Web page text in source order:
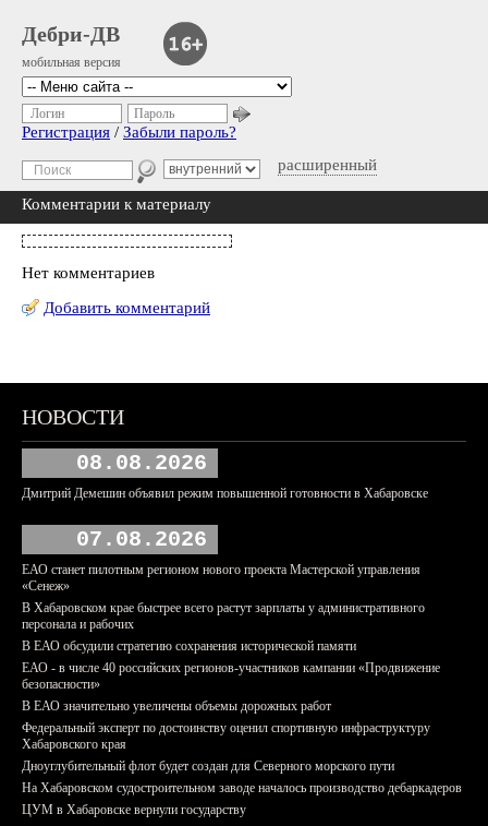
Дебри-ДВ
мобильная версия
расширенный
Логин Пароль
Регистрация / Забыли пароль?
Комментарии к материалу
Нет комментариев
Добавить комментарий
НОВОСТИ
08.08.2026
Дмитрий Демешин объявил режим повышенной готовности в Хабаровске
07.08.2026
ЕАО станет пилотным регионом нового проекта Мастерской управления
«Сенеж»
В Хабаровском крае быстрее всего растут зарплаты у административного
персонала и рабочих
В ЕАО обсудили стратегию сохранения исторической памяти
ЕАО - в числе 40 российских регионов-участников кампании «Продвижение
безопасности»
В ЕАО значительно увеличены объемы дорожных работ
Федеральный эксперт по достоинству оценил спортивную инфраструктуру
Хабаровского края
Дноуглубительный флот будет создан для Северного морского пути
На Хабаровском судостроительном заводе началось производство дебаркадеров
ЦУМ в Хабаровске вернули государству